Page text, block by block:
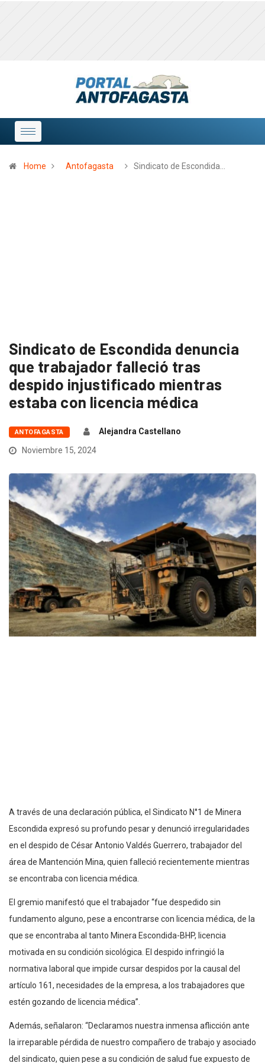
Home Antofagasta Sindicato de Escondida…
Sindicato de Escondida denuncia
que trabajador falleció tras
despido injustificado mientras
estaba con licencia médica
ANTOFAGASTA
Alejandra Castellano
Noviembre 15, 2024
A través de una declaración pública, el Sindicato N°1 de Minera
Escondida expresó su profundo pesar y denunció irregularidades
en el despido de César Antonio Valdés Guerrero, trabajador del
área de Mantención Mina, quien falleció recientemente mientras
se encontraba con licencia médica.
El gremio manifestó que el trabajador “fue despedido sin
fundamento alguno, pese a encontrarse con licencia médica, de la
que se encontraba al tanto Minera Escondida-BHP, licencia
motivada en su condición sicológica. El despido infringió la
normativa laboral que impide cursar despidos por la causal del
artículo 161, necesidades de la empresa, a los trabajadores que
estén gozando de licencia médica”.
Además, señalaron: “Declaramos nuestra inmensa aflicción ante
la irreparable pérdida de nuestro compañero de trabajo y asociado
del sindicato, quien pese a su condición de salud fue expuesto de